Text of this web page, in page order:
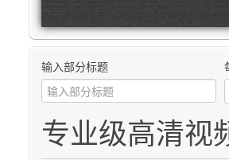
输入部分标题
专业级高清视